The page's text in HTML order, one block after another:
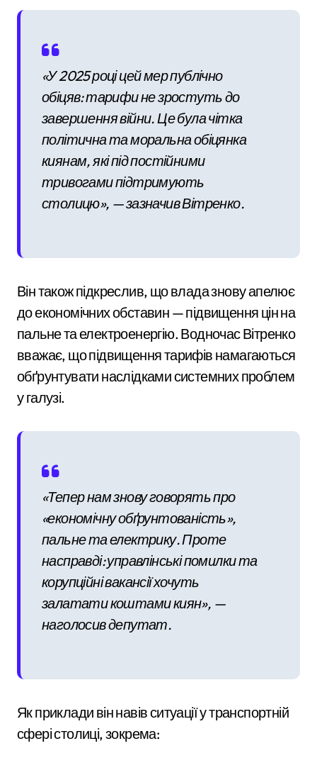
«У 2025 році цей мер публічно
обіцяв: тарифи не зростуть до
завершення війни. Це була чітка
політична та моральна обіцянка
киянам, які під постійними
тривогами підтримують
столицю», — зазначив Вітренко.
Він також підкреслив, що влада знову апелює
до економічних обставин — підвищення цін на
пальне та електроенергію. Водночас Вітренко
вважає, що підвищення тарифів намагаються
обґрунтувати наслідками системних проблем
у галузі.
«Тепер нам знову говорять про
«економічну обґрунтованість»,
пальне та електрику. Проте
насправді: управлінські помилки та
корупційні вакансії хочуть
залатати коштами киян», —
наголосив депутат.
Як приклади він навів ситуації у транспортній
сфері столиці, зокрема: